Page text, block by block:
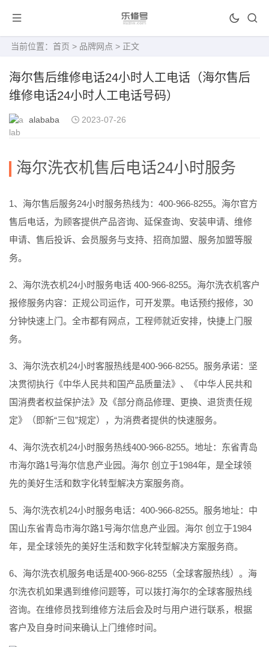
当前位置： 首页 > 品牌网点 > 正文
海尔售后维修电话24小时人工电话（海尔售后
维修电话24小时人工电话号码）
alababa 2023-07-26
海尔洗衣机售后电话24小时服务
1、海尔售后服务24小时服务热线为：400-966-8255。海尔官方
售后电话，为顾客提供产品咨询、延保查询、安装申请、维修
申请、售后投诉、会员服务与支持、招商加盟、服务加盟等服
务。
2、海尔洗衣机24小时服务电话 400-966-8255。海尔洗衣机客户
报修服务内容：正规公司运作，可开发票。电话预约报修，30
分钟快速上门。全市都有网点，工程师就近安排，快捷上门服
务。
3、海尔洗衣机24小时客服热线是400-966-8255。服务承诺：坚
决贯彻执行《中华人民共和国产品质量法》、《中华人民共和
国消费者权益保护法》及《部分商品修理、更换、退货责任规
定》（即新“三包”规定），为消费者提供的快速服务。
4、海尔洗衣机24小时服务热线400-966-8255。地址：东省青岛
市海尔路1号海尔信息产业园。海尔 创立于1984年，是全球领
先的美好生活和数字化转型解决方案服务商。
5、海尔洗衣机24小时服务电话：400-966-8255。服务地址：中
国山东省青岛市海尔路1号海尔信息产业园。海尔 创立于1984
年，是全球领先的美好生活和数字化转型解决方案服务商。
6、海尔洗衣机服务电话是400-966-8255（全球客服热线）。海
尔洗衣机如果遇到维修问题等，可以拨打海尔的全球客服热线
咨询。在维修员找到维修方法后会及时与用户进行联系，根据
客户及自身时间来确认上门维修时间。